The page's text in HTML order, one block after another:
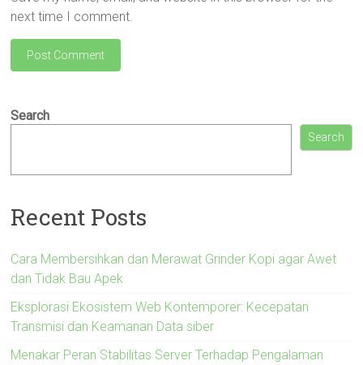
next time I comment.
Search
Search
Recent Posts
Cara Membersihkan dan Merawat Grinder Kopi agar Awet
dan Tidak Bau Apek
Eksplorasi Ekosistem Web Kontemporer: Kecepatan
Transmisi dan Keamanan Data siber
Menakar Peran Stabilitas Server Terhadap Pengalaman